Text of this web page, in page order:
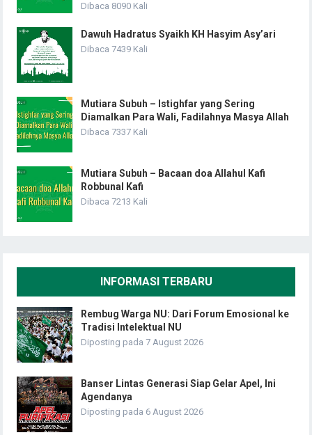
Dibaca 8090 Kali
Dawuh Hadratus Syaikh KH Hasyim Asy’ari
Dibaca 7439 Kali
Mutiara Subuh – Istighfar yang Sering
Diamalkan Para Wali, Fadilahnya Masya Allah
Dibaca 7337 Kali
Mutiara Subuh – Bacaan doa Allahul Kafi
Robbunal Kafi
Dibaca 7213 Kali
INFORMASI TERBARU
Rembug Warga NU: Dari Forum Emosional ke
Tradisi Intelektual NU
Diposting pada 7 August 2026
Banser Lintas Generasi Siap Gelar Apel, Ini
Agendanya
Diposting pada 6 August 2026